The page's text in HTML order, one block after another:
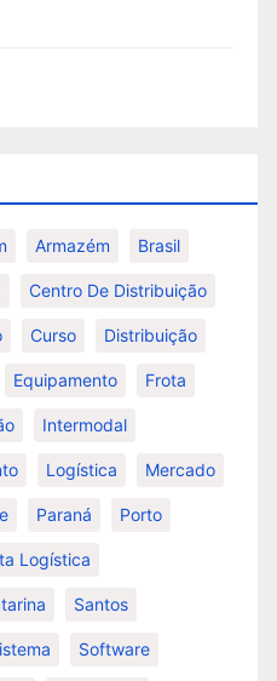
Armazém Brasil
Centro De Distribuição
Curso Distribuição
Equipamento Frota
Intermodal
Logística Mercado
Paraná Porto
Logística
Santos
Software